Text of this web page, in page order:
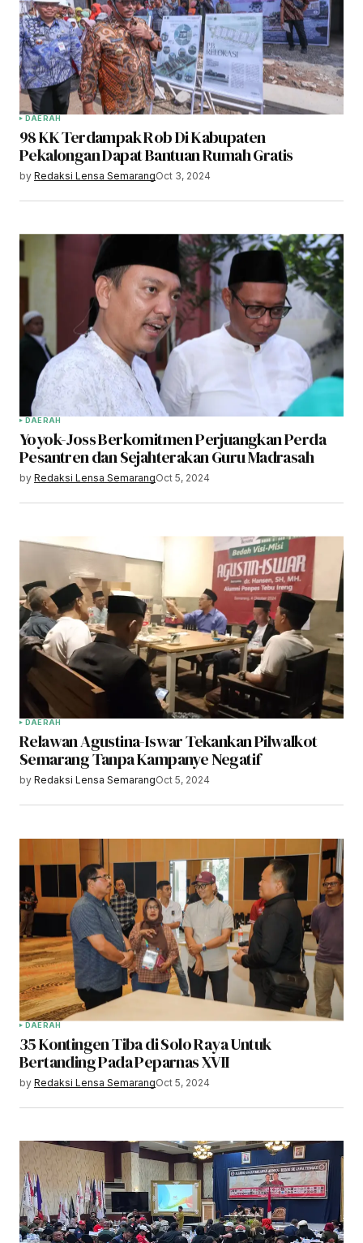
DAERAH
98 KK Terdampak Rob Di Kabupaten
Pekalongan Dapat Bantuan Rumah Gratis
by Redaksi Lensa SemarangOct 3, 2024
DAERAH
Yoyok-Joss Berkomitmen Perjuangkan Perda
Pesantren dan Sejahterakan Guru Madrasah
by Redaksi Lensa SemarangOct 5, 2024
DAERAH
Relawan Agustina-Iswar Tekankan Pilwalkot
Semarang Tanpa Kampanye Negatif
by Redaksi Lensa SemarangOct 5, 2024
DAERAH
35 Kontingen Tiba di Solo Raya Untuk
Bertanding Pada Peparnas XVII
by Redaksi Lensa SemarangOct 5, 2024